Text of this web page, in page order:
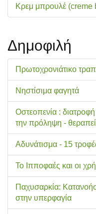
Κρεμ μπρουλέ (creme
Δημοφιλή
Πρωτοχρονιάτικο
Νηστίσιμα φαγητά
Οστεοπενία : διατροφή
την πρόληψη -
Αδυνάτισμα - 15
Το Ιπποφαές και οι
Παχυσαρκία:
στην υπερφαγία